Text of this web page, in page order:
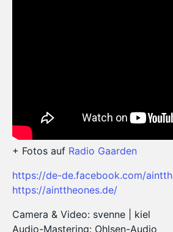
+ Fotos auf Radio Gaarden
https://de-de.facebook.com/
https://ainttheones.de/
Camera & Video: svenne | kiel
Audio-Mastering: Ohlsen-Audio